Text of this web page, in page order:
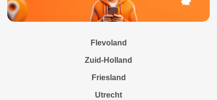
Flevoland
Zuid-Holland
Friesland
Utrecht